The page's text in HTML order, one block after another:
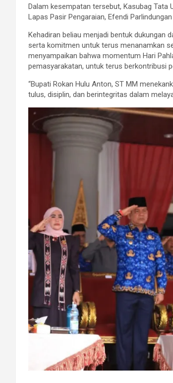
Dalam kesempatan tersebut, Kasubag Tata
Lapas Pasir Pengaraian, Efendi
Kehadiran beliau menjadi bentuk dukungan
serta komitmen untuk terus menanamkan
menyampaikan bahwa momentum Hari
pemasyarakatan, untuk terus berkontribusi
“Bupati Rokan Hulu Anton, ST MM
tulus, disiplin, dan berintegritas dalam